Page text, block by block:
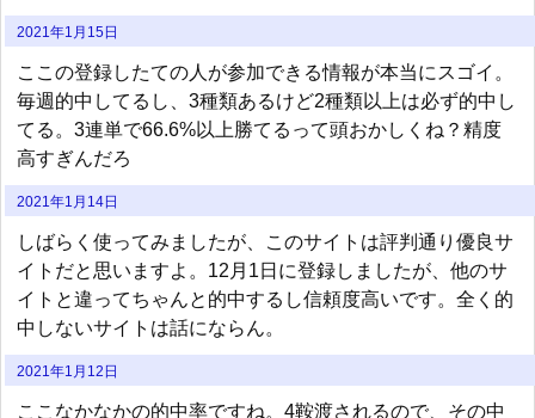
2021年1月15日
ここの登録したての人が参加できる情報が本当にスゴイ。
毎週的中してるし、3種類あるけど2種類以上は必ず的中し
てる。3連単で66.6%以上勝てるって頭おかしくね？精度
高すぎんだろ
2021年1月14日
しばらく使ってみましたが、このサイトは評判通り優良サ
イトだと思いますよ。12月1日に登録しましたが、他のサ
イトと違ってちゃんと的中するし信頼度高いです。全く的
中しないサイトは話にならん。
2021年1月12日
ここなかなかの的中率ですね。4鞍渡されるので、その中